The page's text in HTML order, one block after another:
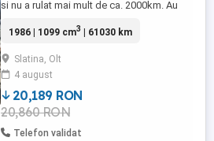
si nu a rulat mai mult de ca. 2000km. Au
uleiul. Anvelopele fata spate. Uleiul de
Lichid frana + placute frana fata + saboti
frana spate. Carburatoare curatate si
sincronizate. Rezervor ...
1986 | 1099 cm3 | 61030 km
Slatina, Olt
4 august
20,189 RON
20,860 RON
Telefon validat